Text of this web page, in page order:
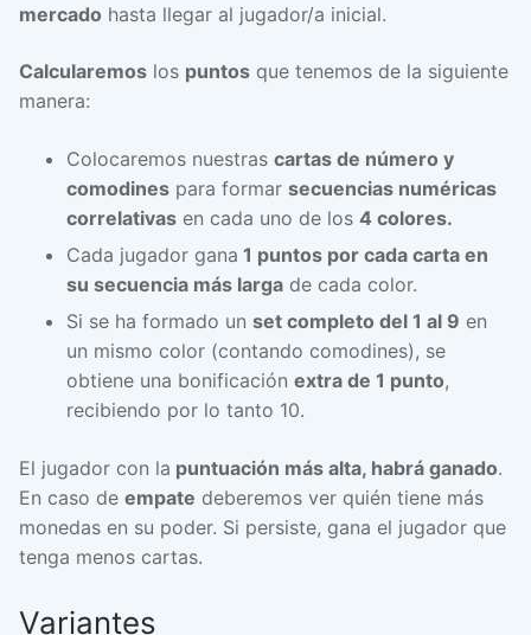
mercado hasta llegar al jugador/a inicial.
Calcularemos los puntos que tenemos de la siguiente
manera:
Colocaremos nuestras cartas de número y
comodines para formar secuencias numéricas
correlativas en cada uno de los 4 colores.
Cada jugador gana 1 puntos por cada carta en
su secuencia más larga de cada color.
Si se ha formado un set completo del 1 al 9 en
un mismo color (contando comodines), se
obtiene una bonificación extra de 1 punto,
recibiendo por lo tanto 10.
El jugador con la puntuación más alta, habrá ganado.
En caso de empate deberemos ver quién tiene más
monedas en su poder. Si persiste, gana el jugador que
tenga menos cartas.
Variantes